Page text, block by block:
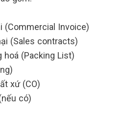
(Commercial Invoice)
(Sales contracts)
hoá (Packing List)
xứ (CO)
có)